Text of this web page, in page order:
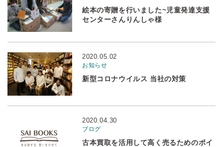
絵本の寄贈を行いました~児童発達支援
センターさんりんしゃ様
2020.05.02
お知らせ
新型コロナウイルス 当社の対策
2020.04.30
ブログ
古本買取を活用して高く売るためのポイ